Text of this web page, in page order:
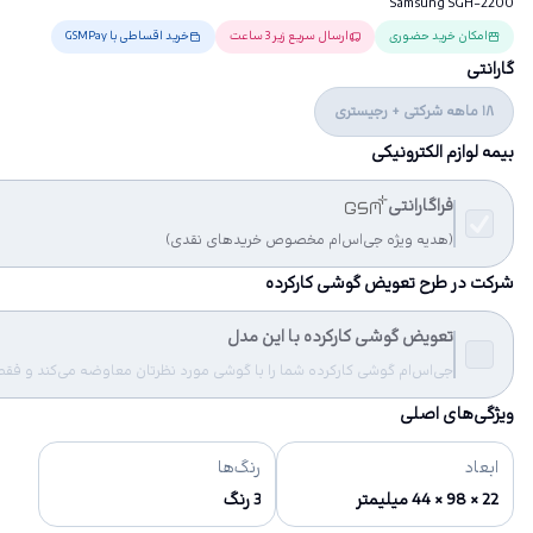
امکان خرید حضوری ارسال سریع زیر 3 ساعت خرید اقساطی با GSMPay
گارانتی
18 ماهه شرکتی + رجیستری
بیمه لوازم الکترونیکی
فراگارانتی
(هدیه ویژه جی‌اس‌ام مخصوص خریدهای نقدی)
شرکت در طرح تعویض گوشی کارکرده
تعویض گوشی کارکرده با این مدل
جی‌اس‌ام گوشی کارکرده شما را با گوشی مورد نظرتان معاوضه می‌کند و فقط
ویژگی‌های اصلی
ابعاد
22 × 98 × 44 میلیمتر
رنگ‌ها
3 رنگ